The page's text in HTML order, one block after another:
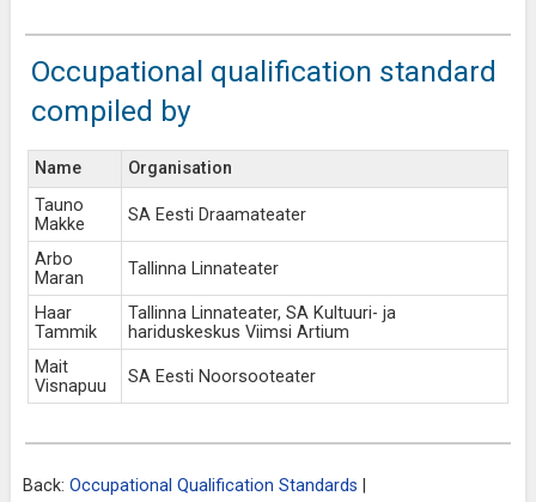
Occupational qualification standard
compiled by
Name
Organisation
Tauno
Makke
SA Eesti Draamateater
Arbo
Maran
Tallinna Linnateater
Haar
Tammik
Tallinna Linnateater, SA Kultuuri- ja
hariduskeskus Viimsi Artium
Mait
Visnapuu
SA Eesti Noorsooteater
Back: Occupational Qualification Standards